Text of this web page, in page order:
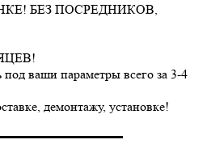
БЕЗ ПОСРЕДНИКОВ,
ваши параметры всего за 3-4
демонтажу, установке!